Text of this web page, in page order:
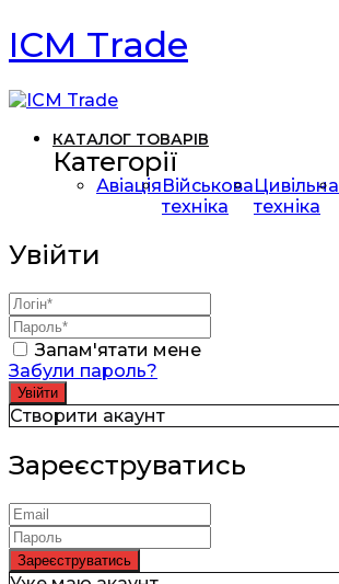
ICM Trade
КАТАЛОГ ТОВАРІВ
Категорії
АвіаціяВійськова
техніка
Цивільна
техніка
Увійти
Запам'ятати мене
Забули пароль?
Створити акаунт
Зареєструватись